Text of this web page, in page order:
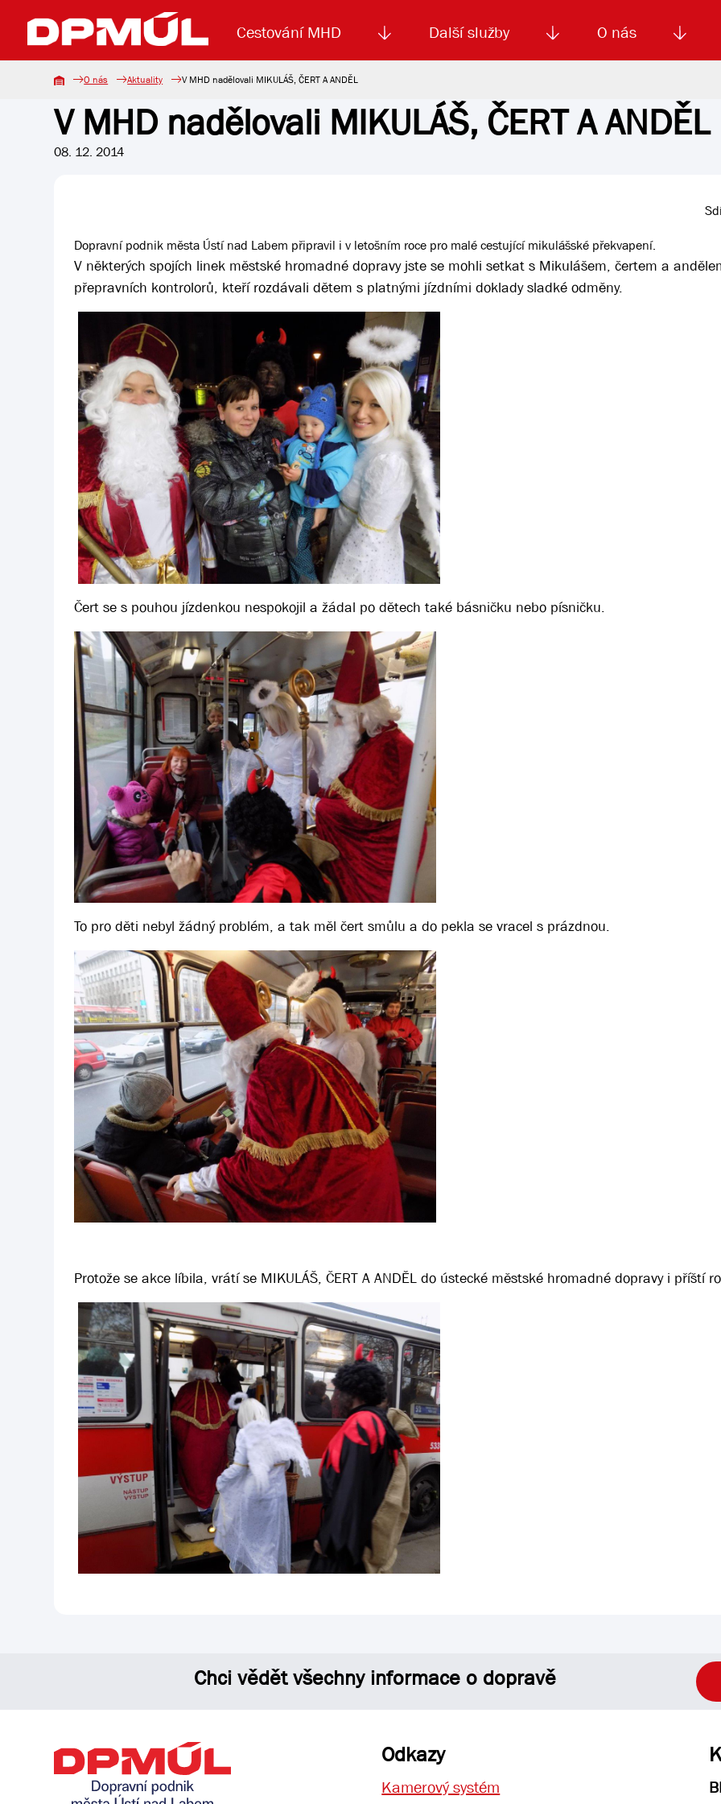
Cestování MHD
Uzavření mostu Dr. E. Beneše Koupit jízdenku Jízdné MHD El. jízdenka (EOS)
Další služby
Lanová dráha Reklama Smluvní doprava Autoškola
O nás
Základní údaje Aktuality Výběrová řízení Kariéra
O nás Aktuality V MHD nadělovali MIKULÁŠ, ČERT A ANDĚL
V MHD nadělovali MIKULÁŠ, ČERT A ANDĚL
08. 12. 2014
Dopravní podnik města Ústí nad Labem připravil i v letošním roce pro malé cestující mikulášské překvapení.
V některých spojích linek městské hromadné dopravy jste se mohli setkat s Mikulášem, čertem a
přepravních kontrolorů, kteří rozdávali dětem s platnými jízdními doklady sladké odměny.
Čert se s pouhou jízdenkou nespokojil a žádal po dětech také básničku nebo písničku.
To pro děti nebyl žádný problém, a tak měl čert smůlu a do pekla se vracel s prázdnou.
Protože se akce líbila, vrátí se MIKULÁŠ, ČERT A ANDĚL do ústecké městské hromadné dopravy i příští
Chci vědět všechny informace o dopravě
Odkazy
Kamerový systém